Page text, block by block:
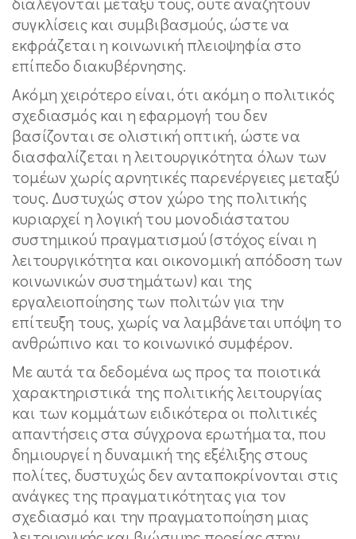
συγκλίσεις και συμβιβασμούς, ώστε να
εκφράζεται η κοινωνική πλειοψηφία στο
επίπεδο διακυβέρνησης.
Ακόμη χειρότερο είναι, ότι ακόμη ο πολιτικός
σχεδιασμός και η εφαρμογή του δεν
βασίζονται σε ολιστική οπτική, ώστε να
διασφαλίζεται η λειτουργικότητα όλων των
τομέων χωρίς αρνητικές παρενέργειες μεταξύ
τους. Δυστυχώς στον χώρο της πολιτικής
κυριαρχεί η λογική του μονοδιάστατου
συστημικού πραγματισμού (στόχος είναι η
λειτουργικότητα και οικονομική απόδοση των
κοινωνικών συστημάτων) και της
εργαλειοποίησης των πολιτών για την
επίτευξη τους, χωρίς να λαμβάνεται υπόψη το
ανθρώπινο και το κοινωνικό συμφέρον.
Με αυτά τα δεδομένα ως προς τα ποιοτικά
χαρακτηριστικά της πολιτικής λειτουργίας
και των κομμάτων ειδικότερα οι πολιτικές
απαντήσεις στα σύγχρονα ερωτήματα, που
δημιουργεί η δυναμική της εξέλιξης στους
πολίτες, δυστυχώς δεν ανταποκρίνονται στις
ανάγκες της πραγματικότητας για τον
σχεδιασμό και την πραγματοποίηση μιας